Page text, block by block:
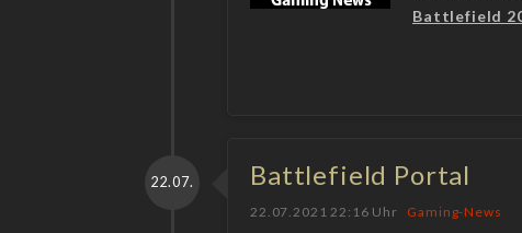
Battlefield
22.07. Battlefield Portal
22.07.2021 22:16 Uhr Gaming-News